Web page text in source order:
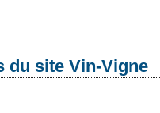
du site Vin-Vigne